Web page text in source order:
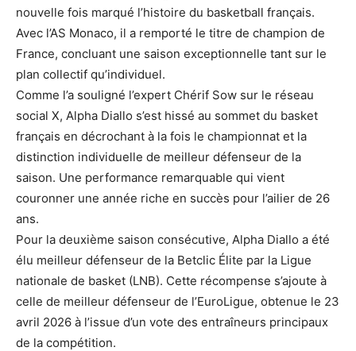
nouvelle fois marqué l’histoire du basketball français.
Avec l’AS Monaco, il a remporté le titre de champion de
France, concluant une saison exceptionnelle tant sur le
plan collectif qu’individuel.
Comme l’a souligné l’expert Chérif Sow sur le réseau
social X, Alpha Diallo s’est hissé au sommet du basket
français en décrochant à la fois le championnat et la
distinction individuelle de meilleur défenseur de la
saison. Une performance remarquable qui vient
couronner une année riche en succès pour l’ailier de 26
ans.
Pour la deuxième saison consécutive, Alpha Diallo a été
élu meilleur défenseur de la Betclic Élite par la Ligue
nationale de basket (LNB). Cette récompense s’ajoute à
celle de meilleur défenseur de l’EuroLigue, obtenue le 23
avril 2026 à l’issue d’un vote des entraîneurs principaux
de la compétition.